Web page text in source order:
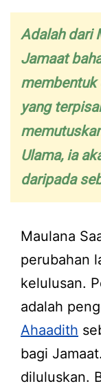
Adalah dari
Jamaat
membentuk
yang
Ulama, ia
daripada
Maulana
perubahan
kelulusan.
adalah
Ahaadith
bagi
diluluskan.